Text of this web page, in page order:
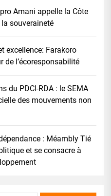
Amani appelle la Côte
souveraineté
excellence: Farakoro
de l’écoresponsabilité
du PDCI-RDA : le SEMA
des mouvements non
: Méambly Tié
et se consacre à